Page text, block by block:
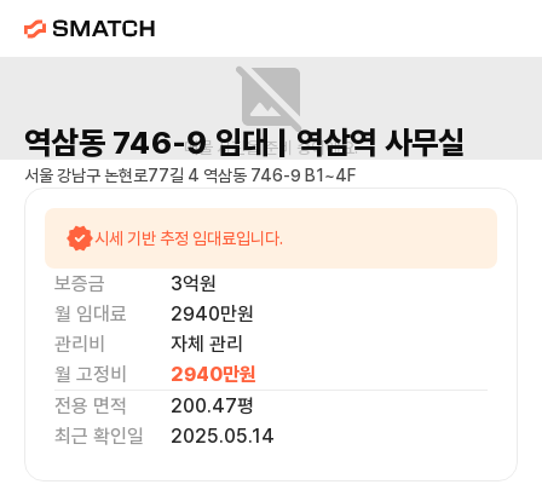
매물 사진을 준비 중이에요.
역삼동 746-9임대 | 역삼역 사무실
서울 강남구 논현로77길 4 역삼동 746-9 B1~4F
시세 기반 추정 임대료입니다.
보증금 3억원
월 임대료
2940만원
관리비
자체 관리
월 고정비
2940만원
전용 면적
200.47평
최근 확인일
2025.05.14